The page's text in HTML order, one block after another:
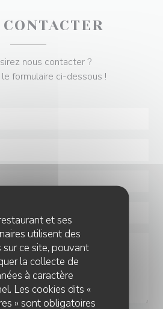
et ses
utilisent des
sur ce site, pouvant
la collecte de
à caractère
Les cookies dits «
» sont obligatoires
nous contacter ?
formulaire ci-dessous !